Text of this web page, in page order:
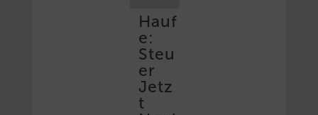
Hauf
e:
Steu
er
Jetz
t